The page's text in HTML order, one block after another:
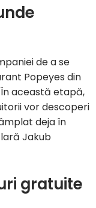
de a se
Popeyes din
această etapă,
vor descoperi
deja în
Jakub
gratuite